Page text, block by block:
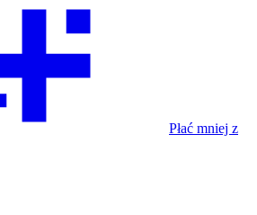
Płać mniej z